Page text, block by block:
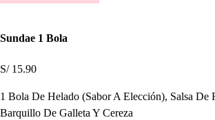
Sundae 1 Bola
S/ 15.90
1 Bola De Helado (Sabor A Elección), Salsa De
Barquillo De Galleta Y Cereza